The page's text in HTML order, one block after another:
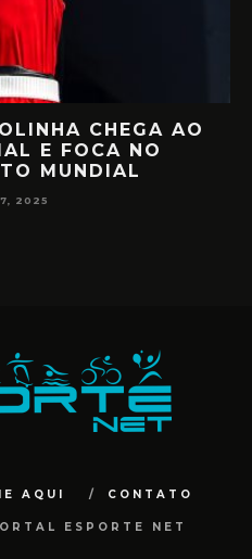
NÍVEL: RAFA
DE VOLTA AO
MUNDIAL
2025
AQUI CONTATO
ESPORTE NET